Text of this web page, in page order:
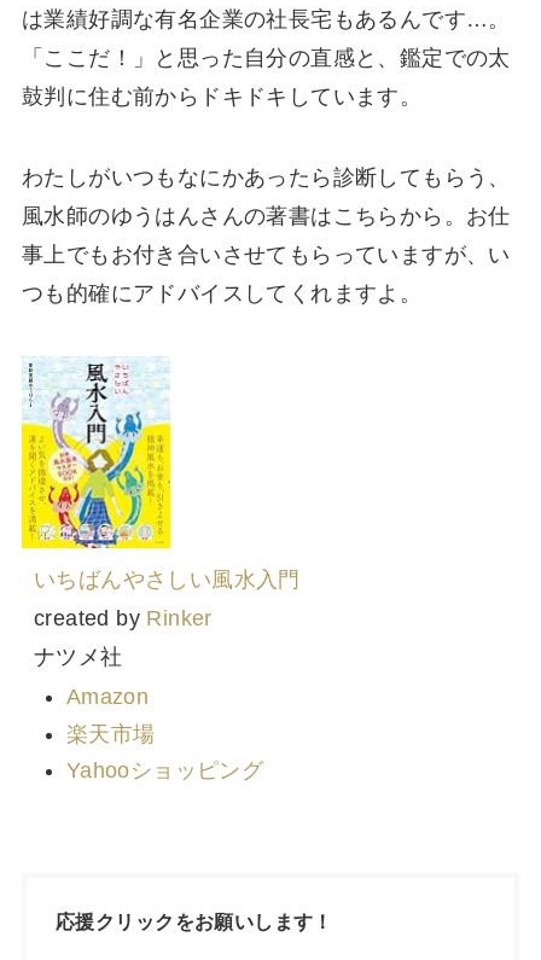
は業績好調な有名企業の社長宅もあるんです…。
「ここだ！」と思った自分の直感と、鑑定での太
鼓判に住む前からドキドキしています。
わたしがいつもなにかあったら診断してもらう、
風水師のゆうはんさんの著書はこちらから。お仕
事上でもお付き合いさせてもらっていますが、い
つも的確にアドバイスしてくれますよ。
いちばんやさしい風水入門
created by Rinker
ナツメ社
Amazon
楽天市場
Yahooショッピング
応援クリックをお願いします！